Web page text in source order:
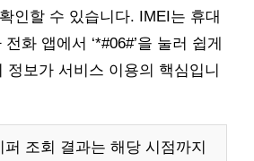
인할 수 있습니다. IMEI는 휴대
전화 앱에서 ‘*#06#’을 눌러 쉽게
정보가 서비스 이용의 핵심입니
퍼 조회 결과는 해당 시점까지